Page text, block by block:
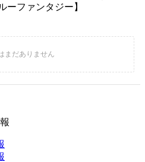
ーファンタジー】